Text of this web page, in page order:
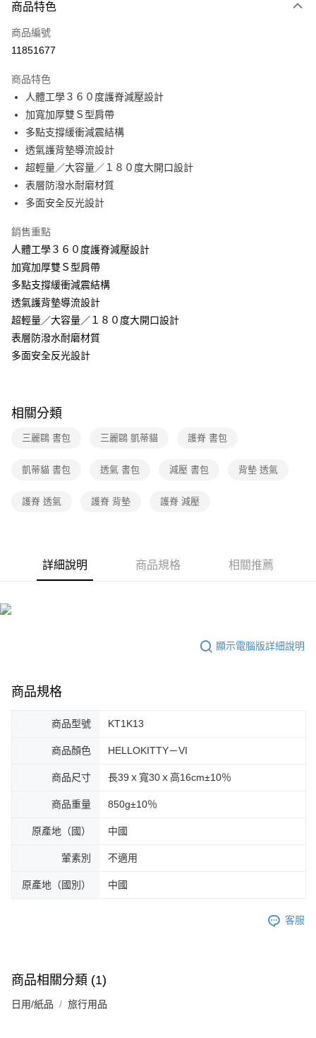
全家線上支付
運送方式
本島宅配-活動商品
免運費
離島宅配-常溫商品
免運費
商品特色
商品編號
11851677
商品特色
人體工學３６０度護脊減壓設計
加寬加厚雙Ｓ型肩帶
多點支撐緩衝減震結構
透氣護背墊導流設計
超輕量／大容量／１８０度大開口設計
表層防潑水耐磨材質
多面安全反光設計
銷售重點
人體工學３６０度護脊減壓設計
加寬加厚雙Ｓ型肩帶
多點支撐緩衝減震結構
透氣護背墊導流設計
超輕量／大容量／１８０度大開口設計
表層防潑水耐磨材質
多面安全反光設計
相關分類
三麗鷗 書包 三麗鷗 凱蒂貓 護脊 書包
凱蒂貓 書包 透氣 書包 減壓 書包 背墊 透氣
護脊 透氣 護脊 背墊 護脊 減壓
詳細說明 商品規格 相關推薦
顯示電腦版詳細說明
商品規格
商品型號 KT1K13
商品顏色 HELLOKITTY－VI
商品尺寸 長39ｘ寬30ｘ高16cm±10％
商品重量 850g±10％
原產地（國） 中國
葷素別 不適用
原產地（國別） 中國
客服
商品相關分類 (1)
日用/紙品 旅行用品